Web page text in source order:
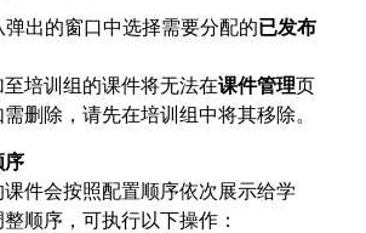
弹出的窗口中选择需要分配的已发布
至培训组的课件将无法在课件管理页
删除，请先在培训组中将其移除。
序
件会按照配置顺序依次展示给学
顺序，可执行以下操作：